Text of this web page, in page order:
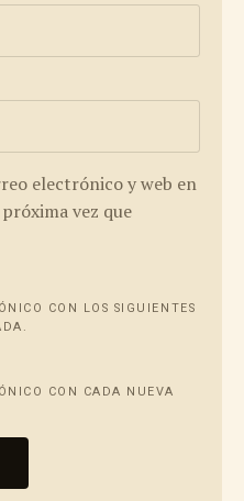
electrónico y web en
vez que
CON LOS SIGUIENTES
CON CADA NUEVA